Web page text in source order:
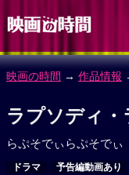
映画の時間 → 作品情報
ラプソディ・
らぷそでぃらぷそでぃ
ドラマ 予告編動画あり